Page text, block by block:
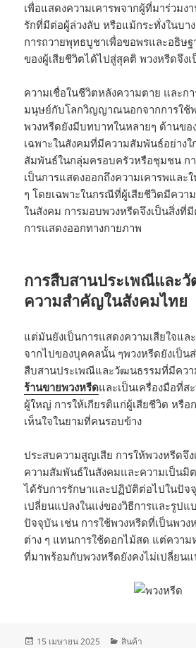
เพื่อแสดงความเคารพจากผู้ที่มาร่วมง
รักที่มีต่อผู้ล่วงลับ หรือแม้กระทั่งในบา
การถวายพุทธบูชาเพื่อขอพรและอธิ
ของผู้เสียชีวิตได้ไปสู่สุคติ พวงหรีดจึ
ความเชื่อในชีวิตหลังความตาย และก
มนุษย์กับโลกวิญญาณนอกจากการใช้
พวงหรีดยังมีบทบาทในหลายๆ ด้านข
เฉพาะในสังคมที่มีความสัมพันธ์อย่าง
สัมพันธ์ในกลุ่มครอบครัวหรือชุมชน ก
เป็นการแสดงออกถึงความเคารพและ
ๆ โดยเฉพาะในกรณีที่ผู้เสียชีวิตมีคว
ในสังคม การมอบพวงหรีดจึงเป็นสิ่งที่
การแสดงออกทางกายภาพ
การสืบสานประเพณีและ
ความสำคัญในสังคมไทย
แต่มันยังเป็นการแสดงความเสียใจแล
จากไปของบุคคลนั้น ๆพวงหรีดยังเป็น
สืบสานประเพณีและวัฒนธรรมที่มีคว
ร้านขายพวงหรีดและเป็นเครื่องมือที่ส
ผู้ใหญ่ การให้เกียรติแก่ผู้เสียชีวิต หรือ
เห็นใจในยามที่คนรอบข้าง
ประสบความสูญเสีย การให้พวงหรีดจึ
ความสัมพันธ์ในสังคมและความเป็นมิ
ได้รับการรักษาและปฏิบัติต่อไปในปัจ
เปลี่ยนแปลงในแง่ของวิธีการและรูป
ปัจจุบัน เช่น การใช้พวงหรีดที่เป็นพว
ต่าง ๆ แทนการใช้ดอกไม้สด แต่ควา
ที่มาพร้อมกับพวงหรีดยังคงไม่เปลี่ยน
เขียน
15 เมษายน 2025
หมวด
สินค้า